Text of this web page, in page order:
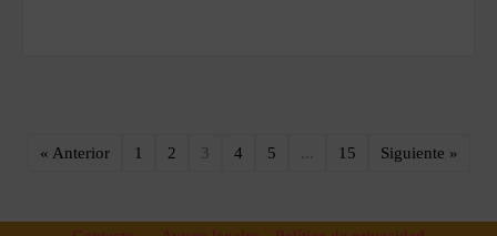
« Anterior 1 2 3 4 5 ... 15 Siguiente »